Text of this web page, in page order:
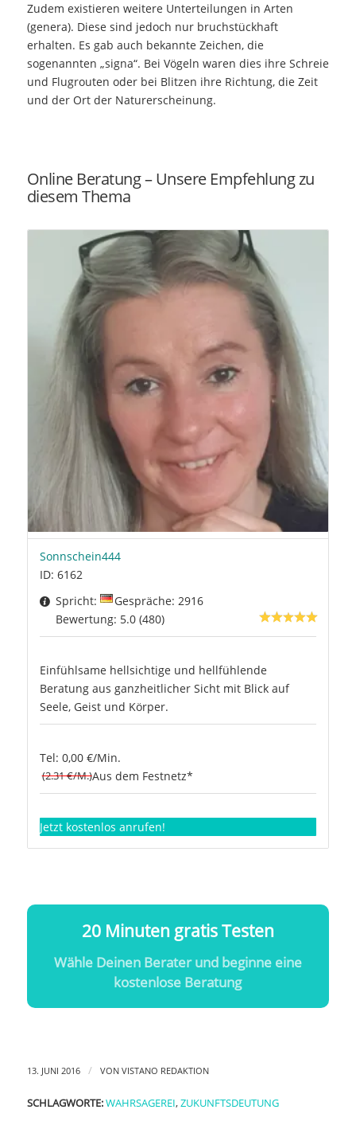
Zudem existieren weitere Unterteilungen in Arten
(genera). Diese sind jedoch nur bruchstückhaft
erhalten. Es gab auch bekannte Zeichen, die
sogenannten „signa“. Bei Vögeln waren dies ihre Schreie
und Flugrouten oder bei Blitzen ihre Richtung, die Zeit
und der Ort der Naturerscheinung.
Online Beratung – Unsere Empfehlung zu
diesem Thema
Sonnschein444
ID: 6162
Spricht:
Gespräche: 2916
Bewertung: 5.0 (480)
Einfühlsame hellsichtige und hellfühlende
Beratung aus ganzheitlicher Sicht mit Blick auf
Seele, Geist und Körper.
Tel: 0,00 €/Min.
(2.31 €/M.)Aus dem Festnetz*
Jetzt kostenlos anrufen!
20 Minuten gratis Testen
Wähle Deinen Berater und beginne eine
kostenlose Beratung
13. JUNI 2016 / VON VISTANO REDAKTION
SCHLAGWORTE: WAHRSAGEREI,ZUKUNFTSDEUTUNG